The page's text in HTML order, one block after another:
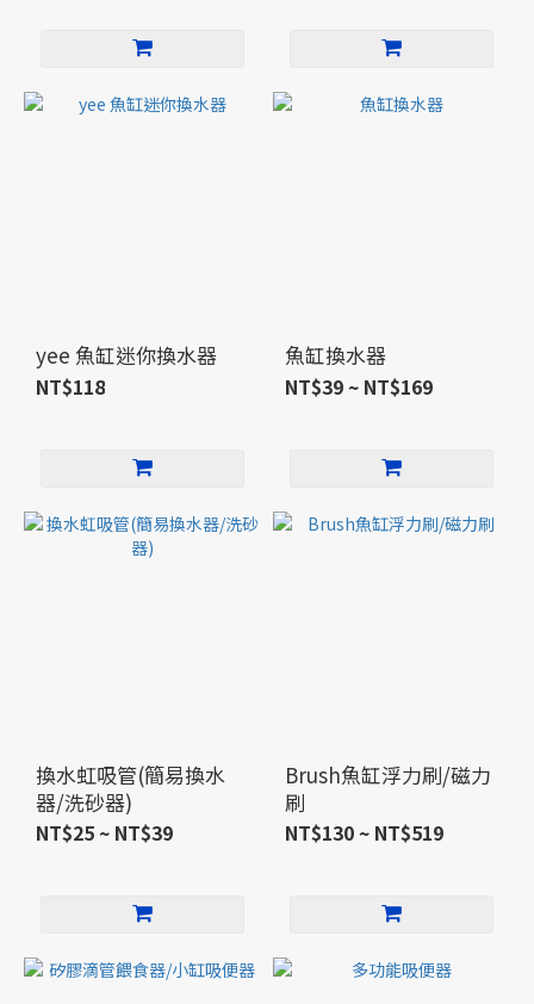
yee 魚缸迷你換水器
NT$118
魚缸換水器
NT$39 ~ NT$169
換水虹吸管(簡易換水
器/洗砂器)
NT$25 ~ NT$39
Brush魚缸浮力刷/磁力
刷
NT$130 ~ NT$519